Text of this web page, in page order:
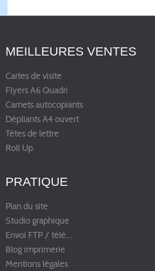
MEILLEURES VENTES
Cartes de visite
Flyers A6 Quadri
Carnets autocopiants
Dépliants A4 ouvert
Têtes de lettre
Roll Up
PRATIQUE
Plan du site
Studio graphique
Envoi FTP / télé...
Blog imprimerie
Mentions légales